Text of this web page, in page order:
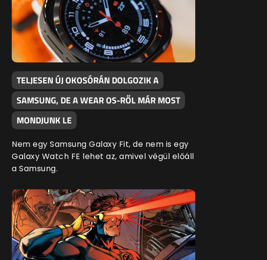
TELJESEN ÚJ OKOSÓRÁN DOLGOZIK A
SAMSUNG, DE A WEAR OS-RŐL MÁR MOST
MONDJUNK LE
Nem egy Samsung Galaxy Fit, de nem is egy
Galaxy Watch FE lehet az, amivel végül előáll
a Samsung.